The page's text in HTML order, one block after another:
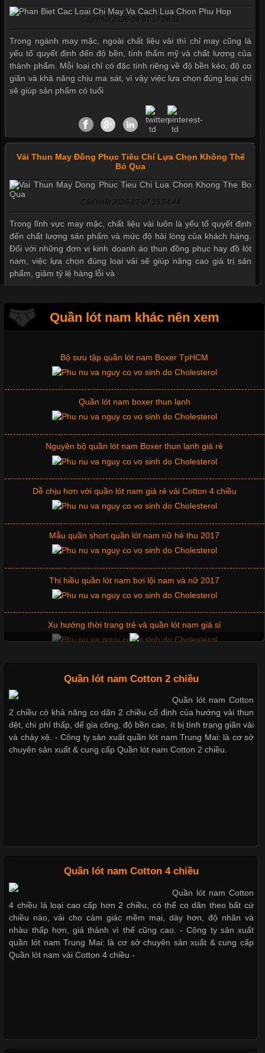
Cập nhật 2026-08-07 17:28:11
Trong ngành may mặc, ngoài chất liệu vải thì chỉ may cũng là
yếu tố quyết định đến độ bền, tính thẩm mỹ và chất lượng của
thành phẩm. Mỗi loại chỉ có đặc tính riêng về độ bền kéo, độ co
giãn và khả năng chịu ma sát, vì vậy việc lựa chọn đúng loại chỉ
sẽ giúp sản phẩm có tuổi
Vải Thun May Đồng Phục Tiêu Chí Lựa Chọn Không Thể
Bỏ Qua
Cập nhật 2026-07-07 15:54:44
Trong lĩnh vực may mặc, chất liệu vải luôn là yếu tố quyết định
đến chất lượng sản phẩm và mức độ hài lòng của khách hàng.
Đối với những đơn vị kinh doanh áo thun đồng phục hay đồ lót
nam, việc lựa chọn đúng loại vải sẽ giúp nâng cao giá trị sản
phẩm, giảm tỷ lệ hàng lỗi và
Áo thun là một trong những trang phục phổ biến nhất hiện nay
nhờ tính tiện dụng, dễ phối đồ và phù hợp với nhiều đối tượng.
quan trọng tạo nên phong cách riêng cho từng sản phẩm. Mỗi
loại cổ áo sẽ mang đến một vẻ đẹp khác
Những Mẫu Áo Thun Đồng Phục Công Ty Được Ưa
Chuộng Hiện Nay
Cập nhật 2026-06-01 14:23:34
Trong môi trường kinh doanh hiện đại, việc xây dựng hình ảnh
chuyên nghiệp đóng vai trò quan trọng đối với sự phát triển của
doanh nghiệp. Một trong những giải pháp hiệu quả được nhiều
đơn vị lựa chọn hiện nay là sử dụng áo thun đồng phục công ty.
Không chỉ giúp tạo sự đồng bộ, áo thun
Chất Liệu Lycra Có Gì Đặc Biệt Trong Ngành Thời Trang?
Vải Lycra Là Gì? Chất Liệu Co Giãn Được Ưa Chuộng Trong
Chất Liệu Bamboo Xu Hướng Mới Trong Ngành Thời Trang
Cập nhật 2026-05-21 14:59:25
Trong những năm gần đây, vải Bamboo đang trở thành một
trong những chất liệu được yêu thích trong ngành thời trang
nhờ đặc tính mềm mại, thoáng khí và thân thiện với môi trường.
Không chỉ được ứng dụng trong quần áo thường ngày, loại vải
Quần lót nam khác nên xem
Mẫu quần short quần lót nam nữ hè thu 2017
Thị hiều quần lót nam bơi lội nam và nữ 2017
Xu hướng thời trang trẻ và quần lót nam giá sỉ
Mẫu quần lót nam giá rẻ sốt hè 2017
Quần lót nam boxer thun lạnh
Nguyên bộ quần lót nam Boxer thun lạnh giá rẻ
Dễ chịu hơn với quần lót nam giá rẻ vải Cotton 4 chiều
Mẫu quần short quần lót nam nữ hè thu 2017
Thị hiều quần lót nam bơi lội nam và nữ 2017
Xu hướng thời trang trẻ và quần lót nam giá sỉ
Giặt và bảo quản quần lót nam đúng cách
Mẫu quần lót nam giá rẻ sốt hè 2017
Những mẩu quần lót nam thông dụng hiện nay
Bộ sưu tập quần lót nam Boxer TpHCM
Quần lót nam boxer thun lạnh
Nguyên bộ quần lót nam Boxer thun lạnh giá rẻ
Dễ chịu hơn với quần lót nam giá rẻ vải Cotton 4 chiều
Quần lót nam Cotton 2 chiều
Quần lót nam Cotton
2 chiều có khả năng co dãn 2 chiều cố định của hướng vải thun
dệt, chi phí thấp, dể gia công, độ bền cao, ít bị tình trạng giãn vải
và chảy xệ. - Công ty sản xuất quần lót nam Trung Mai: là cơ sở
chuyên sản xuất & cung cấp Quần lót nam Cotton 2 chiều.
Quần lót nam Cotton 4 chiều
Quần lót nam Cotton
4 chiều là loại cao cấp hơn 2 chiều, có thể co dãn theo bất cứ
chiều nào, vải cho cảm giác mềm mại, dày hơn, độ nhăn và
nhàu thấp hơn, giá thành vì thế cũng cao. - Công ty sản xuất
quần lót nam Trung Mai: là cơ sở chuyên sản xuất & cung cấp
Quần lót nam vải Cotton 4 chiều -